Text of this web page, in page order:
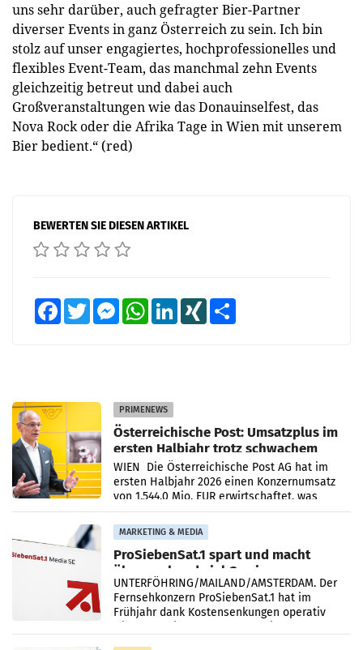
uns sehr darüber, auch gefragter Bier-Partner
diverser Events in ganz Österreich zu sein. Ich bin
stolz auf unser engagiertes, hochprofessionelles und
flexibles Event-Team, das manchmal zehn Events
gleichzeitig betreut und dabei auch
Großveranstaltungen wie das Donauinselfest, das
Nova Rock oder die Afrika Tage in Wien mit unserem
Bier bedient.“ (red)
BEWERTEN SIE DIESEN ARTIKEL
FacebookTwitter MessengerWhatsAppLinkedInXING
PRIMENEWS
Österreichische Post: Umsatzplus im
ersten Halbjahr trotz schwachem
Briefgeschäft
WIEN Die Österreichische Post AG hat im
ersten Halbjahr 2026 einen Konzernumsatz
von 1.544,0 Mio. EUR erwirtschaftet, was
einem Plus von 3,8 Prozent gegenüber dem
Vergleichszeitraum
MARKETING & MEDIA
ProSiebenSat.1 spart und macht
überraschend viel Gewinn
UNTERFÖHRING/MAILAND/AMSTERDAM. Der
Fernsehkonzern ProSiebenSat.1 hat im
Frühjahr dank Kostensenkungen operativ